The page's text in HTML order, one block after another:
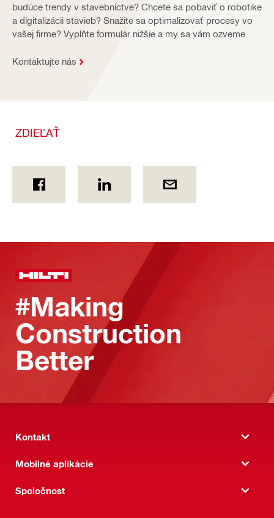
budúce trendy v stavebníctve? Chcete sa pobaviť o robotike
a digitalizácii stavieb? Snažíte sa optimalizovať procesy vo
vašej firme? Vyplňte formulár nižšie a my sa vám ozveme.
Kontaktujte nás
ZDIEĽAŤ
#Making
Construction
Better
Kontakt
Mobilné aplikácie
Spoločnost